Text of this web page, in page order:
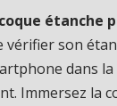
coque étanche
vérifier son
dans la
Immersez la